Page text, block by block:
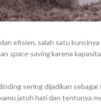
efisien, salah satu
space-savingkarena
sering dijadikan
jatuh hati dan tentunya